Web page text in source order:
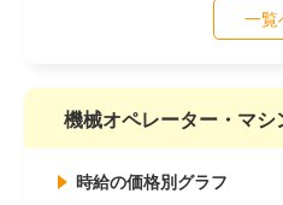
一覧
機械オペレーター・マ
時給の価格別グラフ